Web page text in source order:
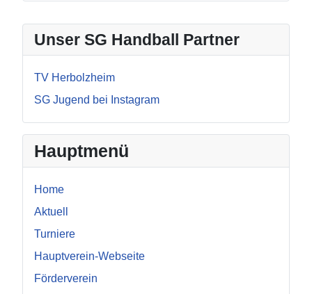
Unser SG Handball Partner
TV Herbolzheim
SG Jugend bei Instagram
Hauptmenü
Home
Aktuell
Turniere
Hauptverein-Webseite
Förderverein